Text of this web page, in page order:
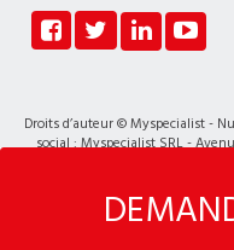
Droits d’auteur © Myspecialist -
social : Myspecialist SRL -